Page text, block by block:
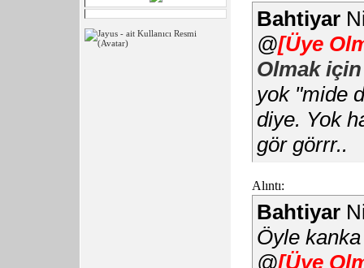
Bahtiyar
@[Üye
Olmak
yok "mide
diye. Yok
gör görrr..
Alıntı:
Bahtiyar
Öyle
@[Üye